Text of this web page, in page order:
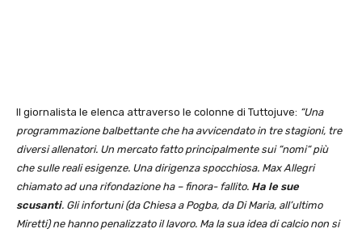
Il giornalista le elenca attraverso le colonne di Tuttojuve: “Una
programmazione balbettante che ha avvicendato in tre stagioni, tre
diversi allenatori. Un mercato fatto principalmente sui “nomi“ più
che sulle reali esigenze. Una dirigenza spocchiosa. Max Allegri
chiamato ad una rifondazione ha – finora- fallito. Ha le sue
scusanti. Gli infortuni (da Chiesa a Pogba, da Di Maria, all’ultimo
Miretti) ne hanno penalizzato il lavoro. Ma la sua idea di calcio non si